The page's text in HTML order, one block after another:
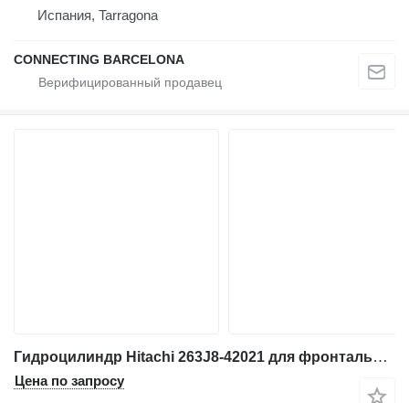
Испания, Tarragona
CONNECTING BARCELONA
Гидроцилиндр Hitachi 263J8-42021 для фронтального погрузчика Hitachi ZW310
Цена по запросу